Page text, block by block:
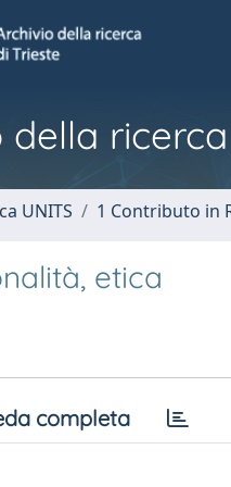
della
UNITS 1 Contributo in
etica
completa